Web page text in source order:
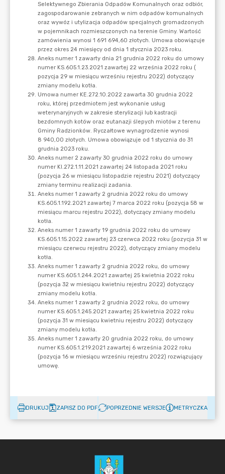
DRUKUJ ZAPISZ DO PDF POPRZEDNIE WERSJE METRYCZKA